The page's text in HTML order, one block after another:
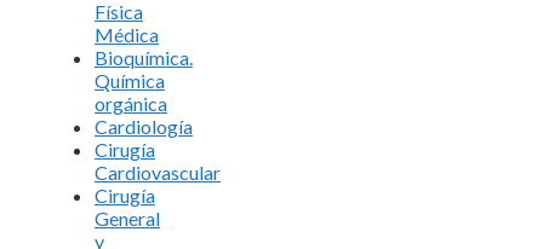
Física
Médica
Bioquímica.
Química
orgánica
Cardiología
Cirugía
Cardiovascular
Cirugía
General
y